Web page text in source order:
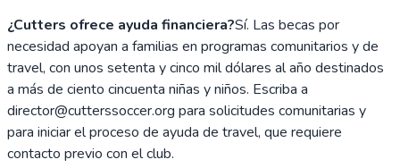
¿Cutters ofrece ayuda financiera?Sí. Las becas por
necesidad apoyan a familias en programas comunitarios y de
travel, con unos setenta y cinco mil dólares al año destinados
a más de ciento cincuenta niñas y niños. Escriba a
director@cutterssoccer.org para solicitudes comunitarias y
para iniciar el proceso de ayuda de travel, que requiere
contacto previo con el club.